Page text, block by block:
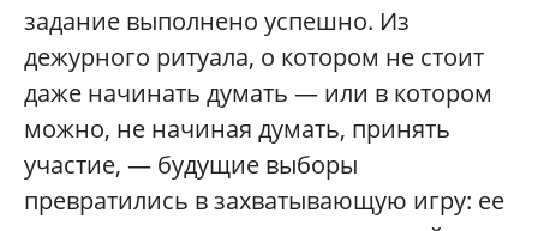
задание выполнено успешно. Из
дежурного ритуала, о котором не стоит
даже начинать думать — или в котором
можно, не начиная думать, принять
участие, — будущие выборы
превратились в захватывающую игру: ее